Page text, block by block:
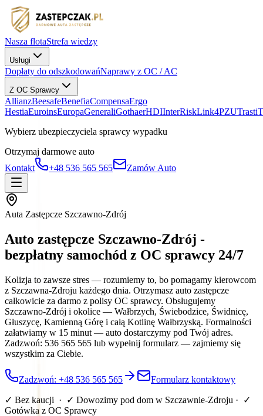
Nasza flotaStrefa wiedzy
Usługi
Dopłaty do odszkodowańNaprawy z OC / AC
Z OC Sprawcy
AllianzBeesafeBenefiaCompensaErgo
HestiaEuroinsEuropaGeneraliGothaerHDIInterRiskLink4PZUTrasti
Wybierz ubezpieczyciela sprawcy wypadku
Otrzymaj darmowe auto
Kontakt
+48 536 565 565 Zamów Auto
Auta Zastępcze Szczawno-Zdrój
Auto zastępcze Szczawno-Zdrój -
bezpłatny samochód z OC sprawcy 24/7
Kolizja to zawsze stres — rozumiemy to, bo pomagamy kierowcom
z Szczawna-Zdroju każdego dnia. Otrzymasz auto zastępcze
całkowicie za darmo z polisy OC sprawcy. Obsługujemy
Szczawno-Zdrój i okolice — Wałbrzych, Świebodzice, Świdnicę,
Głuszycę, Kamienną Górę i całą Kotlinę Wałbrzyską. Formalności
załatwiamy w 15 minut — auto dostarczymy pod Twój adres.
Zadzwoń: 536 565 565 lub wypełnij formularz — zajmiemy się
wszystkim za Ciebie.
Zadzwoń: +48 536 565 565 Formularz kontaktowy
✓ Bez kaucji · ✓ Dowozimy pod dom w Szczawnie-Zdroju · ✓
Gotówka z OC Sprawcy